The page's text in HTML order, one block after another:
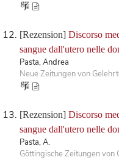
[Rezension] Discorso
sangue dall'utero nelle
Pasta, Andrea
Neue Zeitungen von
[Rezension] Discorso
sangue dall'utero nelle
Pasta, A.
Göttingische Zeitungen